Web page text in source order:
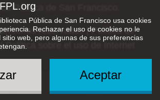
Pública de San Francisco usa cookies
Rechazar el uso de cookies no le
sitio web, pero algunas de sus preferencias
Aceptar
Pública de San Francisco.
reservados |Política de
Política sobre el uso de Internet